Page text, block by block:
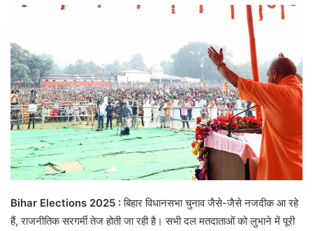
Bihar Elections 2025 :बिहार विधानसभा चुनाव जैसे-जैसे नजदीक आ रहे
हैं, राजनीतिक सरगर्मी तेज होती जा रही है। सभी दल मतदाताओं को लुभाने में पूरी